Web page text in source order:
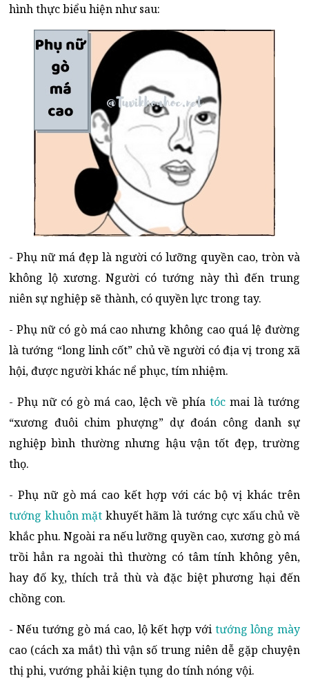
hình thực biểu hiện như sau:
- Phụ nữ má đẹp là người có lưỡng quyền cao, tròn và
không lộ xương. Người có tướng này thì đến trung
niên sự nghiệp sẽ thành, có quyền lực trong tay.
- Phụ nữ có gò má cao nhưng không cao quá lệ đường
là tướng “long linh cốt” chủ về người có địa vị trong xã
hội, được người khác nể phục, tím nhiệm.
- Phụ nữ có gò má cao, lệch về phía tóc mai là tướng
“xương đuôi chim phượng” dự đoán công danh sự
nghiệp bình thường nhưng hậu vận tốt đẹp, trường
thọ.
- Phụ nữ gò má cao kết hợp với các bộ vị khác trên
tướng khuôn mặt khuyết hãm là tướng cực xấu chủ về
khắc phu. Ngoài ra nếu lưỡng quyền cao, xương gò má
trồi hẳn ra ngoài thì thường có tâm tính không yên,
hay đố kỵ, thích trả thù và đặc biệt phương hại đến
chồng con.
- Nếu tướng gò má cao, lộ kết hợp với tướng lông mày
cao (cách xa mắt) thì vận số trung niên dễ gặp chuyện
thị phi, vướng phải kiện tụng do tính nóng vội.